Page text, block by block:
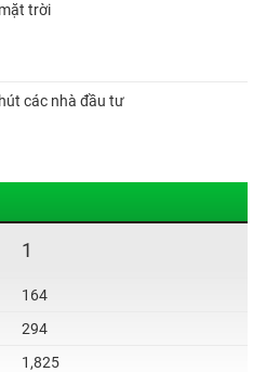
trời
các nhà đầu tư
1
164
294
1,825